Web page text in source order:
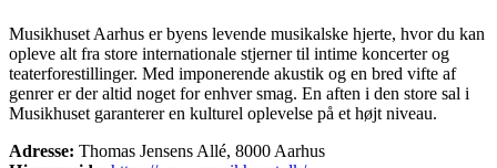
Musikhuset Aarhus er byens levende musikalske hjerte, hvor du kan
opleve alt fra store internationale stjerner til intime koncerter og
teaterforestillinger. Med imponerende akustik og en bred vifte af
genrer er der altid noget for enhver smag. En aften i den store sal i
Musikhuset garanterer en kulturel oplevelse på et højt niveau.
Adresse: Thomas Jensens Allé, 8000 Aarhus